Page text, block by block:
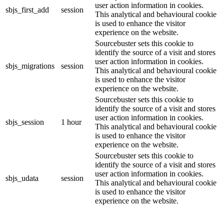
sbjs_first_add session
user action information in cookies.
This analytical and behavioural cookie
is used to enhance the visitor
experience on the website.
sbjs_migrations session
Sourcebuster sets this cookie to
identify the source of a visit and stores
user action information in cookies.
This analytical and behavioural cookie
is used to enhance the visitor
experience on the website.
sbjs_session 1 hour
Sourcebuster sets this cookie to
identify the source of a visit and stores
user action information in cookies.
This analytical and behavioural cookie
is used to enhance the visitor
experience on the website.
sbjs_udata session
Sourcebuster sets this cookie to
identify the source of a visit and stores
user action information in cookies.
This analytical and behavioural cookie
is used to enhance the visitor
experience on the website.